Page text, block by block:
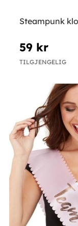
Steampunk
59 kr
TILGJENGELIG